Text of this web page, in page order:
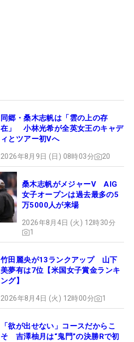
同郷・桑木志帆は「雲の上の存
在」 小林光希が全英女王のキャデ
ィとツアー初Vへ
2026年8月9日 (日) 08時03分 20
桑木志帆がメジャーV AIG
女子オープンは過去最多の5
万5000人が来場
2026年8月4日 (火) 12時30分
1
竹田麗央が13ランクアップ 山下
美夢有は7位【米国女子賞金ランキ
ング】
2026年8月4日 (火) 12時00分 1
「欲が出せない」コースだからこ
そ 吉澤柚月は“鬼門”の決勝Rで初